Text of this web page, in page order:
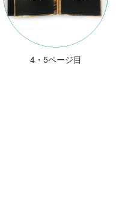
4・5ページ目